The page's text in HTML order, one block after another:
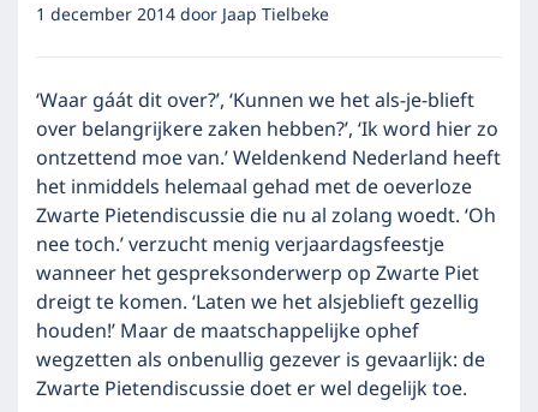
1 december 2014doorJaap Tielbeke
‘Waar gáát dit over?’, ‘Kunnen we het als-je-blieft
over belangrijkere zaken hebben?’, ‘Ik word hier zo
ontzettend moe van.’ Weldenkend Nederland heeft
het inmiddels helemaal gehad met de oeverloze
Zwarte Pietendiscussie die nu al zolang woedt. ‘Oh
nee toch.’ verzucht menig verjaardagsfeestje
wanneer het gespreksonderwerp op Zwarte Piet
dreigt te komen. ‘Laten we het alsjeblieft gezellig
houden!’ Maar de maatschappelijke ophef
wegzetten als onbenullig gezever is gevaarlijk: de
Zwarte Pietendiscussie doet er wel degelijk toe.